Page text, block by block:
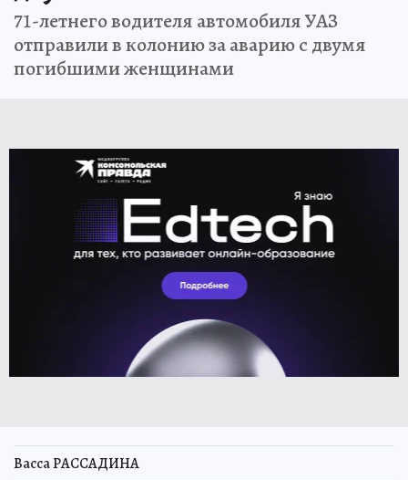
71-летнего водителя автомобиля УАЗ
отправили в колонию за аварию с двумя
погибшими женщинами
Васса РАССАДИНА